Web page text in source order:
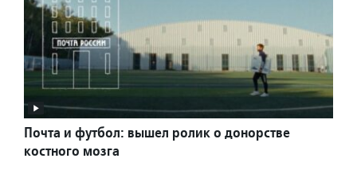
Почта и футбол: вышел ролик о донорстве
костного мозга